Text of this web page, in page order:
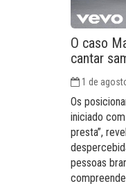
O caso
cantar
1 de
Os
iniciado
presta”,
pessoas